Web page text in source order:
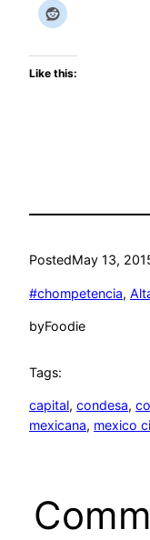
Like this:
PostedMay 13,
#chompetencia,
byFoodie
Tags:
capital, condesa,
mexicana, mexico